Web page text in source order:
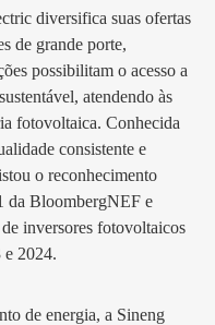
diversifica suas ofertas
de grande porte,
possibilitam o acesso a
atendendo às
fotovoltaica. Conhecida
consistente e
o reconhecimento
da BloombergNEF e
inversores fotovoltaicos
e 2024.
de energia, a Sineng